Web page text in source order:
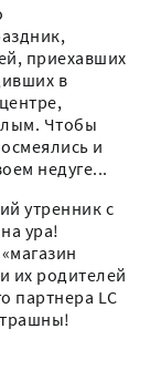
приехавших
в
Чтобы
и
недуге... ⠀
утренник с
ура!
их родителей
партнера LC
⠀